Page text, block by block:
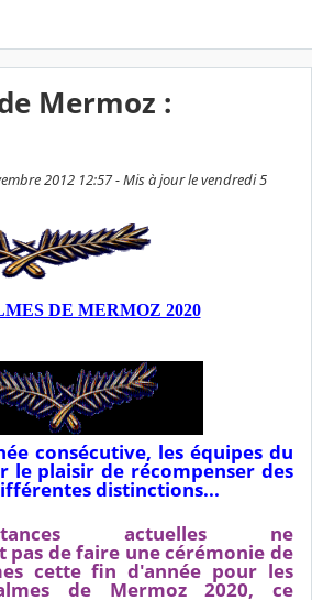
Mermoz :
2012 12:57 - Mis à jour le vendredi 5
DE MERMOZ 2020
consécutive, les équipes du
le plaisir de récompenser des
distinctions...
actuelles ne
pas de faire une cérémonie de
cette fin d'année pour les
de Mermoz 2020, ce